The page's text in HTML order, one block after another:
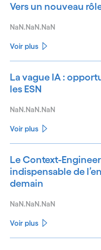
Vers un nouveau
NaN.NaN.NaN
Voir plus
La vague IA :
les ESN
NaN.NaN.NaN
Voir plus
Le Context-
indispensable de
demain
NaN.NaN.NaN
Voir plus